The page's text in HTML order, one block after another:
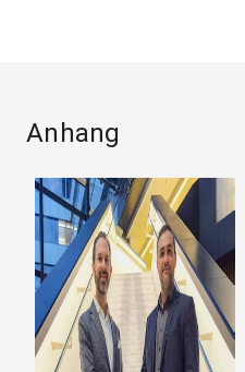
Anhang